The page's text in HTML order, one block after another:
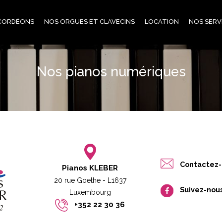
NOS ORGUES ET CLAVECINS LOCATION NOS
Nos pianos numériques
Pianos KLEBER
20 rue Goethe - L1637
Luxembourg​​
+352 22 30 36
Contactez-
Suivez-